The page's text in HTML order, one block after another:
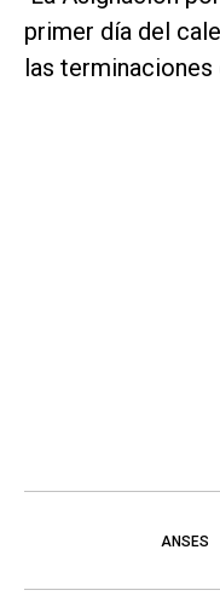
primer día del
las terminaciones
ANSES